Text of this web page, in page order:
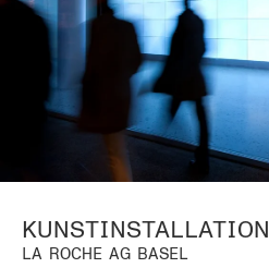
KUNSTINSTALLATION
LA ROCHE AG BASEL